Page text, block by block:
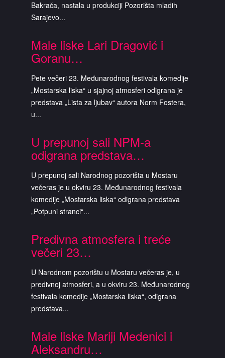
Bakrača, nastala u produkciji Pozorišta mladih
Sarajevo...
Male liske Lari Dragović i
Goranu…
Pete večeri 23. Međunarodnog festivala komedije
„Mostarska liska“ u sjajnoj atmosferi odigrana je
predstava „Lista za ljubav“ autora Norm Fostera,
u...
U prepunoj sali NPM-a
odigrana predstava…
U prepunoj sali Narodnog pozorišta u Mostaru
večeras je u okviru 23. Međunarodnog festivala
komedije „Mostarska liska“ odigrana predstava
„Potpuni stranci“...
Predivna atmosfera i treće
večeri 23…
U Narodnom pozorištu u Mostaru večeras je, u
predivnoj atmosferi, a u okviru 23. Međunarodnog
festivala komedije „Mostarska liska“, odigrana
predstava...
Male liske Mariji Medenici i
Aleksandru…